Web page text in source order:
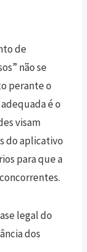
de
não se
perante o
é o
visam
do aplicativo
para que a
legal do
dos